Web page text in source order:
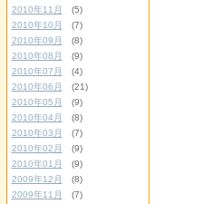
2010年11月
(5)
2010年10月
(7)
2010年09月
(8)
2010年08月
(9)
2010年07月
(4)
2010年06月
(21)
2010年05月
(9)
2010年04月
(8)
2010年03月
(7)
2010年02月
(9)
2010年01月
(9)
2009年12月
(8)
2009年11月
(7)